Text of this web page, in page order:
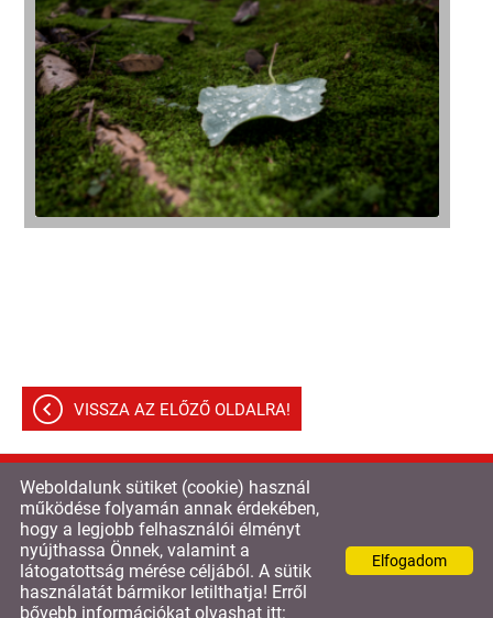
VISSZA AZ ELŐZŐ OLDALRA!
© 2026 - Triton és Print Kft
Oldal információklAdatkezelési tájékoztatól
Impresszum
Elfogadom
Weboldalunk sütiket (cookie) használ
működése folyamán annak érdekében,
hogy a legjobb felhasználói élményt
nyújthassa Önnek, valamint a
látogatottság mérése céljából. A sütik
használatát bármikor letilthatja! Erről
bővebb információkat olvashat itt: